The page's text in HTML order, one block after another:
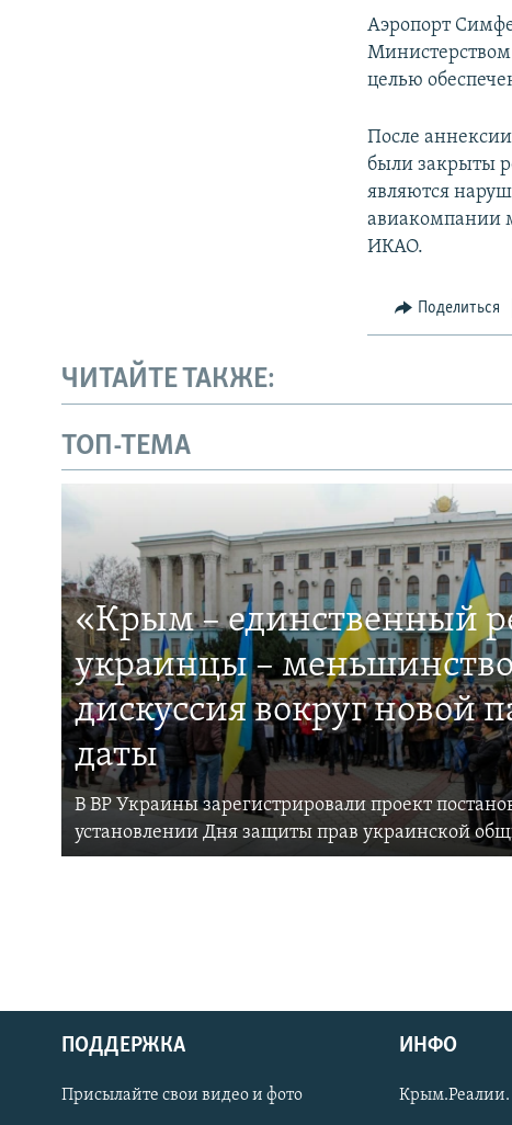
Українською
Аэропорт
целью
После
были закрыты
являются
авиакомпании
ИКАО.
Поделиться
ЧИТАЙТЕ ТАКЖЕ:
ТОП-ТЕМА
«Крым – единственный
украинцы –
дискуссия вокруг новой
даты
В ВР Украины зарегистрировали проект
установлении Дня защиты прав украинской
ПОДДЕРЖКА
Присылайте свои видео и фото
ИНФО
Крым.Реалии.